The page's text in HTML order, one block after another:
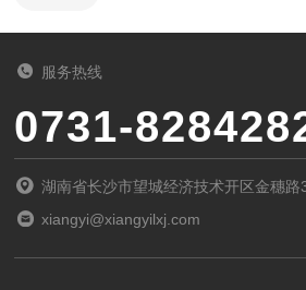
服务热线
0731-
湖南省长沙市望城经济技术开区金穗路
xiangyi@xiangyilxj.com